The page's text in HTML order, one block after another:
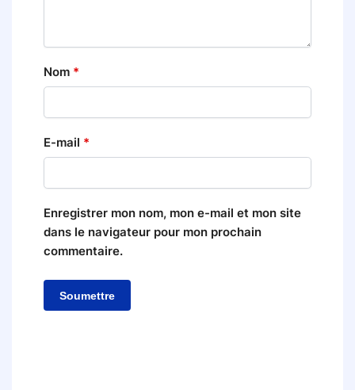
Nom *
E-mail *
Enregistrer mon nom, mon e-mail et mon site
dans le navigateur pour mon prochain
commentaire.